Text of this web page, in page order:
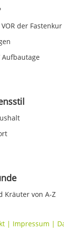
der Fastenkur
Kräuter von A-Z
| Impressum |